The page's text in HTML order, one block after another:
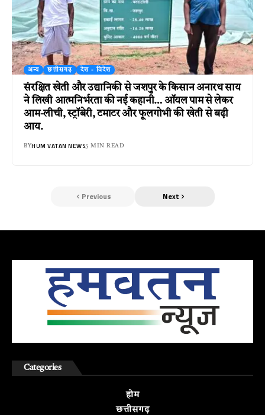
अन्य छत्तीसगढ़ देश - विदेश
संरक्षित खेती और उद्यानिकी से जशपुर के किसान अनारथ साय
ने लिखी आत्मनिर्भरता की नई कहानी… ऑयल पाम से लेकर
आम-लीची, स्ट्रॉबेरी, टमाटर और फूलगोभी की खेती से बढ़ी
आय.
BYHUM VATAN NEWS5 MIN READ
Previous Next
Categories
होम
छत्तीसगढ़